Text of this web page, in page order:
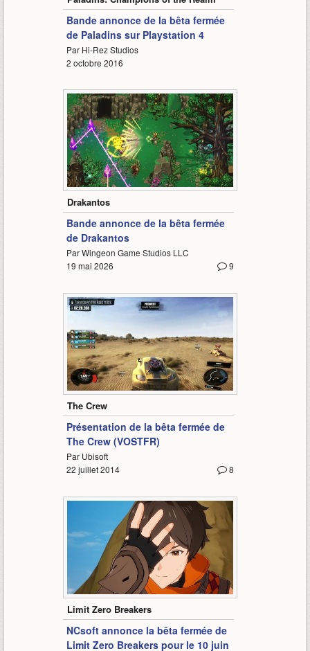
Bande annonce de la bêta fermée
de Paladins sur Playstation 4
Par Hi-Rez Studios
2 octobre 2016
1:20
Drakantos
Bande annonce de la bêta fermée
de Drakantos
Par Wingeon Game Studios LLC
9
19 mai 2026
7:14
The Crew
Présentation de la bêta fermée de
The Crew (VOSTFR)
Par Ubisoft
8
22 juillet 2014
0:51
Limit Zero Breakers
NCsoft annonce la bêta fermée de
Limit Zero Breakers pour le 10 juin